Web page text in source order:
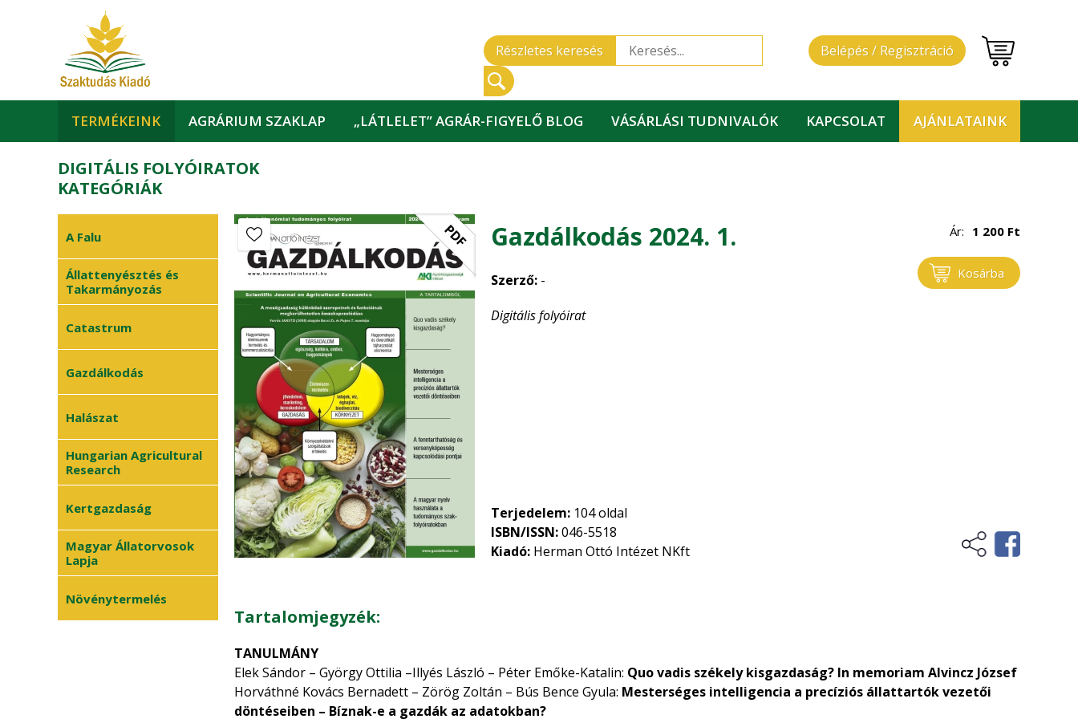
Belépés / Regisztráció
Részletes keresés
TERMÉKEINK AGRÁRIUM SZAKLAP „LÁTLELET” AGRÁR-FIGYELŐ BLOG VÁSÁRLÁSI TUDNIVALÓK KAPCSOLAT AJÁNLATAINK
DIGITÁLIS FOLYÓIRATOK
KATEGÓRIÁK
A Falu
Állattenyésztés és
Takarmányozás
Catastrum
Gazdálkodás
Halászat
Hungarian Agricultural
Research
Kertgazdaság
Magyar Állatorvosok
Lapja
Növénytermelés
PDF Gazdálkodás 2024. 1.
Szerző: -
Ár: 1 200 Ft
Kosárba
Digitális folyóirat
Terjedelem: 104 oldal
ISBN/ISSN:046-5518
Kiadó: Herman Ottó Intézet NKft
Tartalomjegyzék:
TANULMÁNY
Elek Sándor – György Ottilia –Illyés László – Péter Emőke-Katalin: Quo vadis székely kisgazdaság? In memoriam Alvincz József
Horváthné Kovács Bernadett – Zörög Zoltán – Bús Bence Gyula: Mesterséges intelligencia a precíziós állattartók vezetői
döntéseiben – Bíznak-e a gazdák az adatokban?